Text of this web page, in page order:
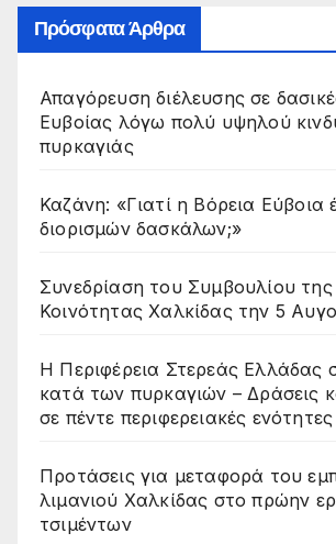
Πρόσφατα Άρθρα
Απαγόρευση διέλευσης σε
Ευβοίας λόγω πολύ υψηλού
πυρκαγιάς
Καζάνη: «Γιατί η Βόρεια Εύβοια
διορισμών δασκάλων;»
Συνεδρίαση του Συμβουλίου
Κοινότητας Χαλκίδας την 5
Η Περιφέρεια Στερεάς Ελλάδας
κατά των πυρκαγιών – Δράσεις
σε πέντε περιφερειακές ενότητες
Προτάσεις για μεταφορά του
λιμανιού Χαλκίδας στο πρώην
τσιμέντων